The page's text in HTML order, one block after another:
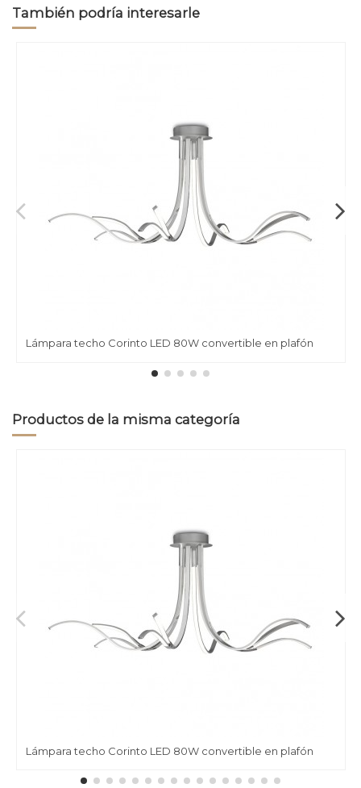
También podría interesarle
Lámpara techo Corinto LED 80W convertible en plafón
Productos de la misma categoría
Lámpara techo Corinto LED 80W convertible en plafón